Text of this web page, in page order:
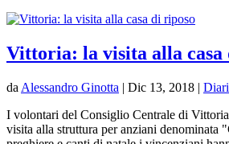
Vittoria: la visita alla casa
da Alessandro Ginotta | Dic 13, 2018 |
I volontari del Consiglio Centrale di
visita alla struttura per anziani denominata